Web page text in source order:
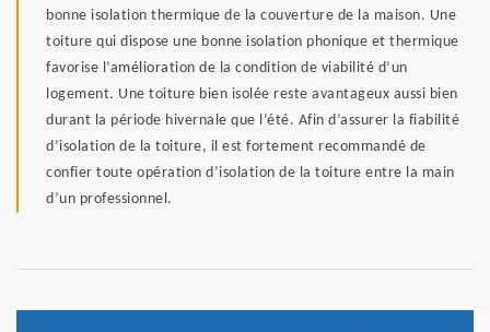
bonne isolation thermique de la couverture de la maison. Une
toiture qui dispose une bonne isolation phonique et thermique
favorise l’amélioration de la condition de viabilité d’un
logement. Une toiture bien isolée reste avantageux aussi bien
durant la période hivernale que l’été. Afin d’assurer la fiabilité
d’isolation de la toiture, il est fortement recommandé de
confier toute opération d’isolation de la toiture entre la main
d’un professionnel.